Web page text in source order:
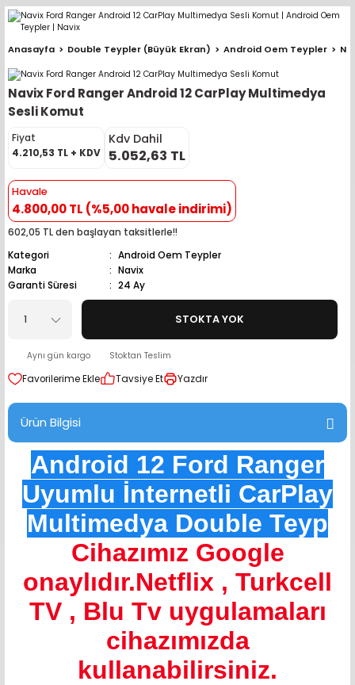
Geri Dön
Geri Dön
Teypler
Geri Dön
Geri Dön
Hoparlör Takımları
Takımları
Hoparlör Takımları
Hoparlör Takımları
Takımları
Takımları
Hoparlör Takımları
Geri Dön
Geri Dön
Geri Dön
Geri Dön
İçinden Ekran Çıkan )
Geri Dön
Anasayfa Double Teypler (Büyük Ekran) Android Oem Teypler
Navix Ford Ranger Android 12 CarPlay Multimedya
Sesli Komut
Fiyat
4.210,53 TL + KDV
Kdv Dahil
5.052,63 TL
Havale
4.800,00 TL (%5,00 havale indirimi)
602,05 TL den başlayan taksitlerle!!
Kategori
Android Oem Teypler
Marka
Navix
Garanti Süresi
24 Ay
STOKTA YOK
Aynı gün kargo Stoktan Teslim
Tavsiye Et Yazdır
Ürün Bilgisi
Android 12 Ford Ranger
Uyumlu İnternetli CarPlay
Multimedya Double Teyp
Cihazımız Google
onaylıdır.Netflix , Turkcell
TV , Blu Tv uygulamaları
cihazımızda
kullanabilirsiniz.